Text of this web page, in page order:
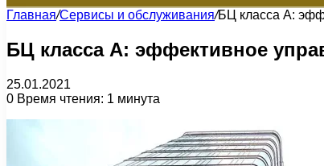
Главная/Сервисы и обслуживания/БЦ класса А:
БЦ класса А: эффективное
25.01.2021
0 Время чтения: 1 минута